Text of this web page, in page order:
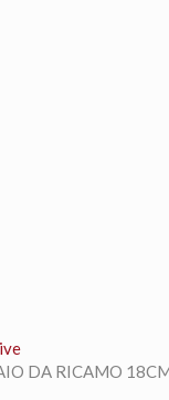
DA RICAMO